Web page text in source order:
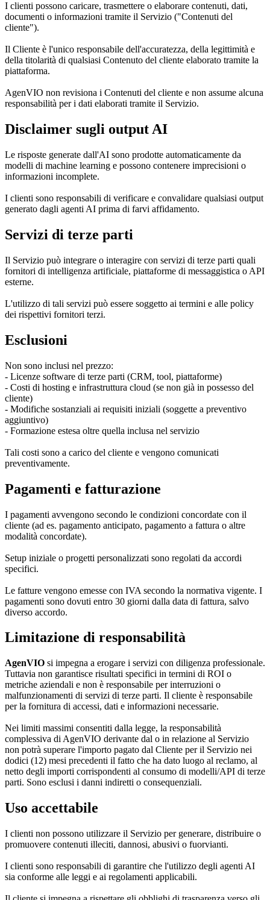
I clienti possono caricare, trasmettere o elaborare contenuti, dati,
documenti o informazioni tramite il Servizio ("Contenuti del
cliente").
Il Cliente è l'unico responsabile dell'accuratezza, della legittimità e
della titolarità di qualsiasi Contenuto del cliente elaborato tramite la
piattaforma.
AgenVIO non revisiona i Contenuti del cliente e non assume alcuna
responsabilità per i dati elaborati tramite il Servizio.
Disclaimer sugli output AI
Le risposte generate dall'AI sono prodotte automaticamente da
modelli di machine learning e possono contenere imprecisioni o
informazioni incomplete.
I clienti sono responsabili di verificare e convalidare qualsiasi output
generato dagli agenti AI prima di farvi affidamento.
Servizi di terze parti
Il Servizio può integrare o interagire con servizi di terze parti quali
fornitori di intelligenza artificiale, piattaforme di messaggistica o API
esterne.
L'utilizzo di tali servizi può essere soggetto ai termini e alle policy
dei rispettivi fornitori terzi.
Esclusioni
Non sono inclusi nel prezzo:
- Licenze software di terze parti (CRM, tool, piattaforme)
- Costi di hosting e infrastruttura cloud (se non già in possesso del
cliente)
- Modifiche sostanziali ai requisiti iniziali (soggette a preventivo
aggiuntivo)
- Formazione estesa oltre quella inclusa nel servizio
Tali costi sono a carico del cliente e vengono comunicati
preventivamente.
Pagamenti e fatturazione
I pagamenti avvengono secondo le condizioni concordate con il
cliente (ad es. pagamento anticipato, pagamento a fattura o altre
modalità concordate).
Setup iniziale o progetti personalizzati sono regolati da accordi
specifici.
Le fatture vengono emesse con IVA secondo la normativa vigente. I
pagamenti sono dovuti entro 30 giorni dalla data di fattura, salvo
diverso accordo.
Limitazione di responsabilità
AgenVIO si impegna a erogare i servizi con diligenza professionale.
Tuttavia non garantisce risultati specifici in termini di ROI o
metriche aziendali e non è responsabile per interruzioni o
malfunzionamenti di servizi di terze parti. Il cliente è responsabile
per la fornitura di accessi, dati e informazioni necessarie.
Nei limiti massimi consentiti dalla legge, la responsabilità
complessiva di AgenVIO derivante dal o in relazione al Servizio
non potrà superare l'importo pagato dal Cliente per il Servizio nei
dodici (12) mesi precedenti il fatto che ha dato luogo al reclamo, al
netto degli importi corrispondenti al consumo di modelli/API di terze
parti. Sono esclusi i danni indiretti o consequenziali.
Uso accettabile
I clienti non possono utilizzare il Servizio per generare, distribuire o
promuovere contenuti illeciti, dannosi, abusivi o fuorvianti.
I clienti sono responsabili di garantire che l'utilizzo degli agenti AI
sia conforme alle leggi e ai regolamenti applicabili.